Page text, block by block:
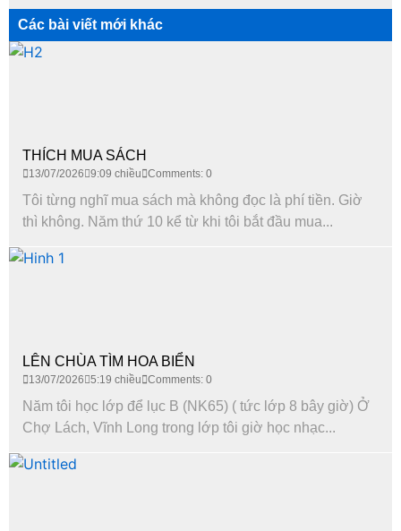
Các bài viết mới khác
THÍCH MUA SÁCH
13/07/2026 9:09 chiều Comments: 0
Tôi từng nghĩ mua sách mà không đọc là phí tiền. Giờ
thì không. Năm thứ 10 kể từ khi tôi bắt đầu mua...
LÊN CHÙA TÌM HOA BIỂN
13/07/2026 5:19 chiều Comments: 0
Năm tôi học lớp để lục B (NK65) ( tức lớp 8 bây giờ) Ở
Chợ Lách, Vĩnh Long trong lớp tôi giờ học nhạc...